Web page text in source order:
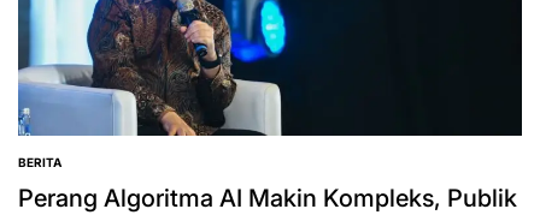
POSTED
IN
BERITA
Perang Algoritma AI Makin Kompleks, Publik